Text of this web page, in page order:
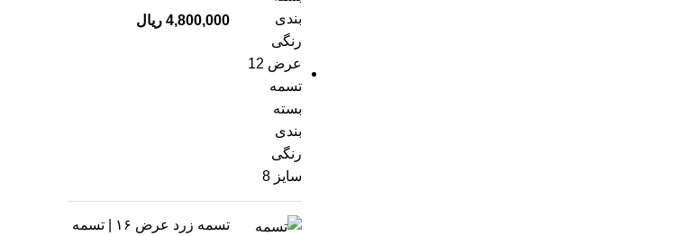
4,800,000 ریال
تسمه زرد عرض ۱۶ | تسمه